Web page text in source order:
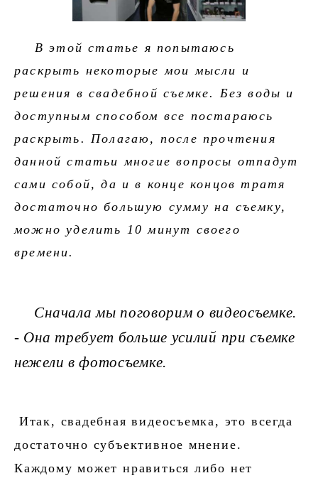
В этой статье я попытаюсь
раскрыть некоторые мои мысли и
решения в свадебной съемке. Без воды и
доступным способом все постараюсь
раскрыть. Полагаю, после прочтения
данной статьи многие вопросы отпадут
сами собой, да и в конце концов тратя
достаточно большую сумму на съемку,
можно уделить 10 минут своего
времени.
Сначала мы поговорим о видеосъемке.
- Она требует больше усилий при съемке
нежели в фотосъемке.
Итак, свадебная видеосъемка, это всегда
достаточно субъективное мнение.
Каждому может нравиться либо нет